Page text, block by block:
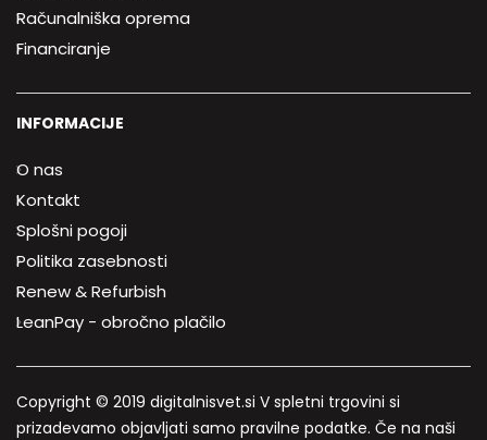
Računalniška oprema
Financiranje
INFORMACIJE
O nas
Kontakt
Splošni pogoji
Politika zasebnosti
Renew & Refurbish
LeanPay - obročno plačilo
Copyright © 2019 digitalnisvet.si V spletni trgovini si
prizadevamo objavljati samo pravilne podatke. Če na naši